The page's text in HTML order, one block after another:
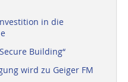
in die
Building“
wird zu Geiger FM